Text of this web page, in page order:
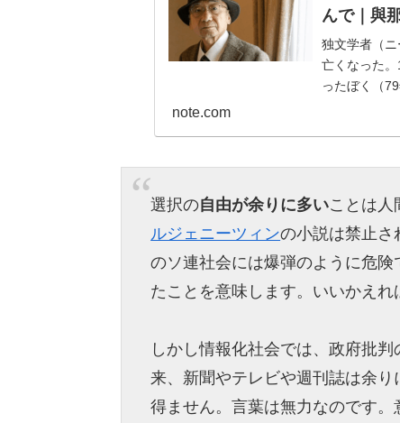
んで｜與
独文学者（
亡くなった
ったぼく（
note.com
選択の自由が余りに多いことは人
ルジェニーツィンの小説は禁止さ
のソ連社会には爆弾のように危険
たことを意味します。いいかえれ
しかし情報化社会では、政府批
来、新聞やテレビや週刊誌は余
得ません。言葉は無力なのです。